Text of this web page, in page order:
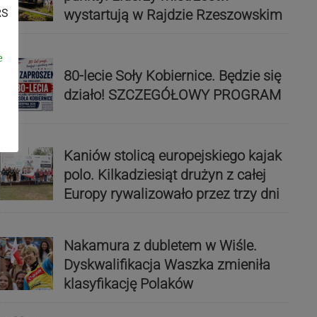
wystartują w Rajdzie Rzeszowskim
80-lecie Soły Kobiernice. Będzie się
działo! SZCZEGÓŁOWY PROGRAM
Kaniów stolicą europejskiego kajak
polo. Kilkadziesiąt drużyn z całej
Europy rywalizowało przez trzy dni
Nakamura z dubletem w Wiśle.
Dyskwalifikacja Waszka zmieniła
klasyfikację Polaków